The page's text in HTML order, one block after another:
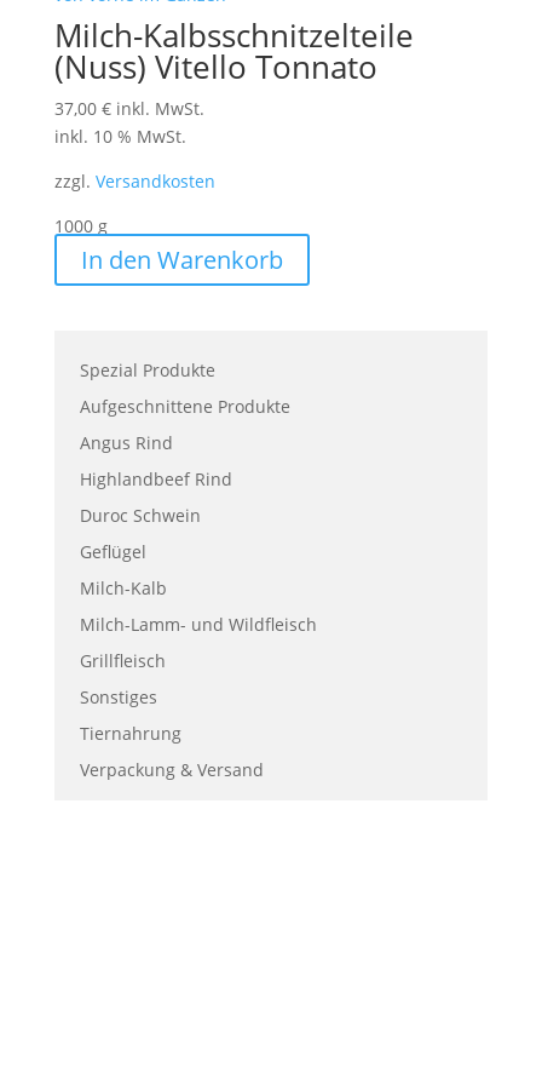
Milch-Kalbsschnitzelteile
(Nuss) Vitello Tonnato
37,00 € inkl. MwSt.
inkl. 10 % MwSt.
zzgl. Versandkosten
1000 g
In den Warenkorb
Spezial Produkte
Aufgeschnittene Produkte
Angus Rind
Highlandbeef Rind
Duroc Schwein
Geflügel
Milch-Kalb
Milch-Lamm- und Wildfleisch
Grillfleisch
Sonstiges
Tiernahrung
Verpackung & Versand